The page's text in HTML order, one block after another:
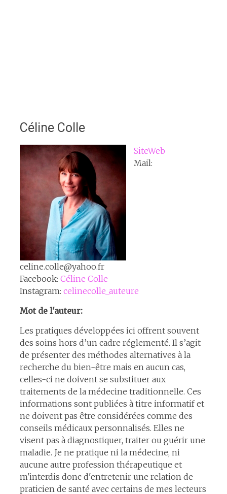
Céline Colle
SiteWeb
Mail:
celine.colle@yahoo.fr
Facebook: Céline Colle
Instagram: celinecolle_auteure
Mot de l'auteur:
Les pratiques développées ici offrent souvent
des soins hors d’un cadre réglementé. Il s’agit
de présenter des méthodes alternatives à la
recherche du bien-être mais en aucun cas,
celles-ci ne doivent se substituer aux
traitements de la médecine traditionnelle. Ces
informations sont publiées à titre informatif et
ne doivent pas être considérées comme des
conseils médicaux personnalisés. Elles ne
visent pas à diagnostiquer, traiter ou guérir une
maladie. Je ne pratique ni la médecine, ni
aucune autre profession thérapeutique et
m'interdis donc d'entretenir une relation de
praticien de santé avec certains de mes lecteurs